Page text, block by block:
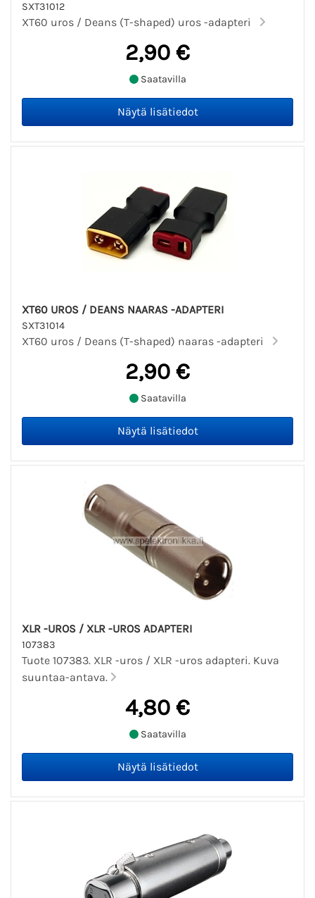
SXT31012
XT60 uros / Deans (T-shaped) uros -adapteri
2,90 €
Saatavilla
XT60 UROS / DEANS NAARAS -ADAPTERI
SXT31014
XT60 uros / Deans (T-shaped) naaras -adapteri
2,90 €
Saatavilla
XLR -UROS / XLR -UROS ADAPTERI
107383
Tuote 107383. XLR -uros / XLR -uros adapteri. Kuva
suuntaa-antava.
4,80 €
Saatavilla